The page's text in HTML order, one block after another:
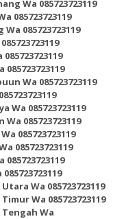
Wa 085723723119
085723723119
085723723119
Wa 085723723119
085723723119
085723723119
085723723119
085723723119
Wa 085723723119
Wa 085723723119
Wa